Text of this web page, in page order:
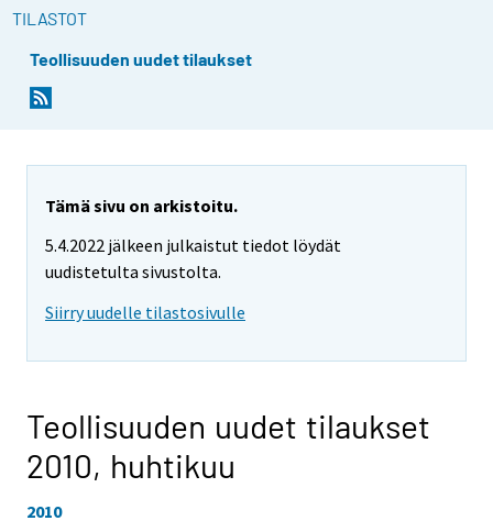
TILASTOT
Teollisuuden uudet tilaukset
Tämä sivu on arkistoitu.
5.4.2022 jälkeen julkaistut tiedot löydät
uudistetulta sivustolta.
Siirry uudelle tilastosivulle
Teollisuuden uudet tilaukset
2010, huhtikuu
2010